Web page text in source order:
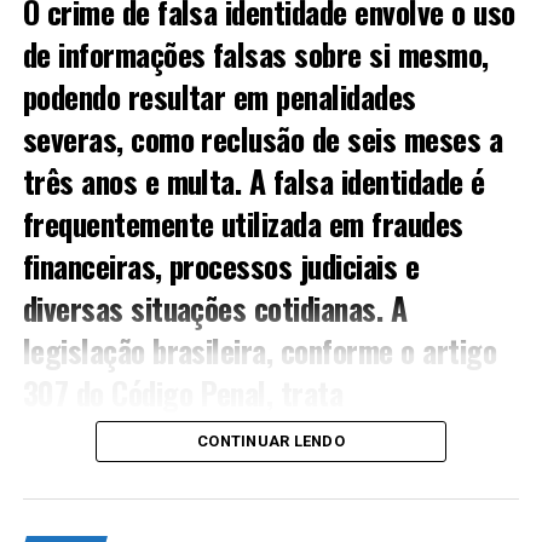
reincidência:
Classificação de Crimes:A reincidência pode
ser considerada para crimes
menos graves
tornando a situação mais complexa em certos
casos.
Registro Criminal: A existência de um registro
criminal pode influenciar na decisão de concede
ou não o ANPP.
Consequências Legais:A reincidência pode
levar a penas mais severas e complicações
A Relação entre Reincidência e
ANPP
O crime de falsa identidade envolve o uso
de informações falsas sobre si mesmo,
podendo resultar em penalidades
severas, como reclusão de seis meses a
três anos e multa. A falsa identidade é
frequentemente utilizada em fraudes
financeiras, processos judiciais e
diversas situações cotidianas. A
legislação brasileira, conforme o artigo
rigorosamente esse delito, considerando
situações como autodefesa ou proteção
CONTINUAR LENDO